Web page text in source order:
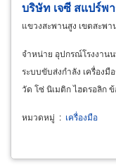
บริษัท เจซี สแปร์พ
แขวงสะพานสูง เขตสะพ
จำหน่าย อุปกรณ์โรงงาน
ระบบขับส่งกำลัง เครื่องมื
วัด โซ่ นิเมติก ไฮดรอลิก
หมวดหมู่ : เครื่องมือ